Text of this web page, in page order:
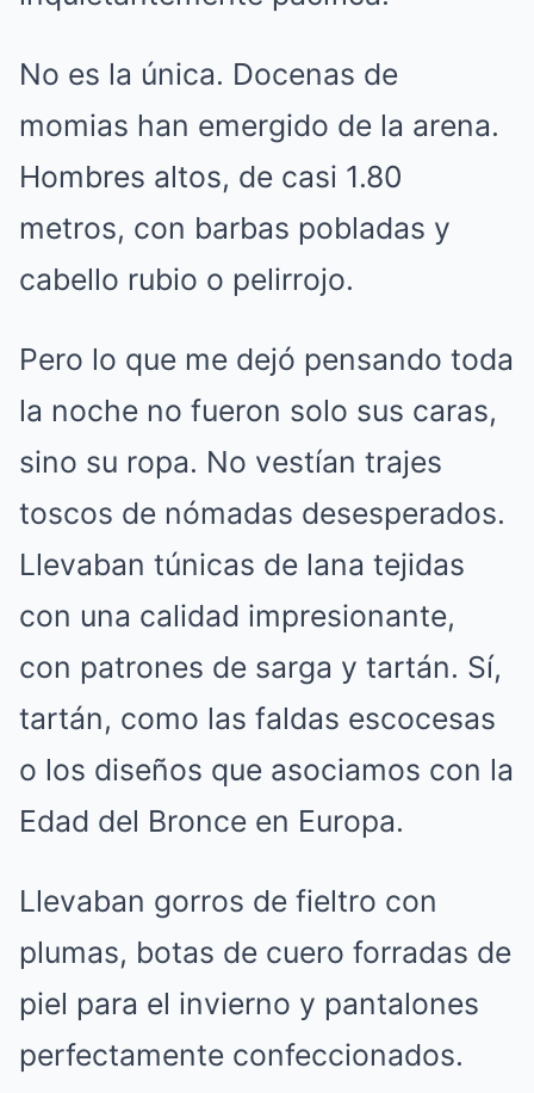
No es la única. Docenas de
momias han emergido de la arena.
Hombres altos, de casi 1.80
metros, con barbas pobladas y
cabello rubio o pelirrojo.
Pero lo que me dejó pensando toda
la noche no fueron solo sus caras,
sino su ropa. No vestían trajes
toscos de nómadas desesperados.
Llevaban túnicas de lana tejidas
con una calidad impresionante,
con patrones de sarga y tartán. Sí,
tartán, como las faldas escocesas
o los diseños que asociamos con la
Edad del Bronce en Europa.
Llevaban gorros de fieltro con
plumas, botas de cuero forradas de
piel para el invierno y pantalones
perfectamente confeccionados.